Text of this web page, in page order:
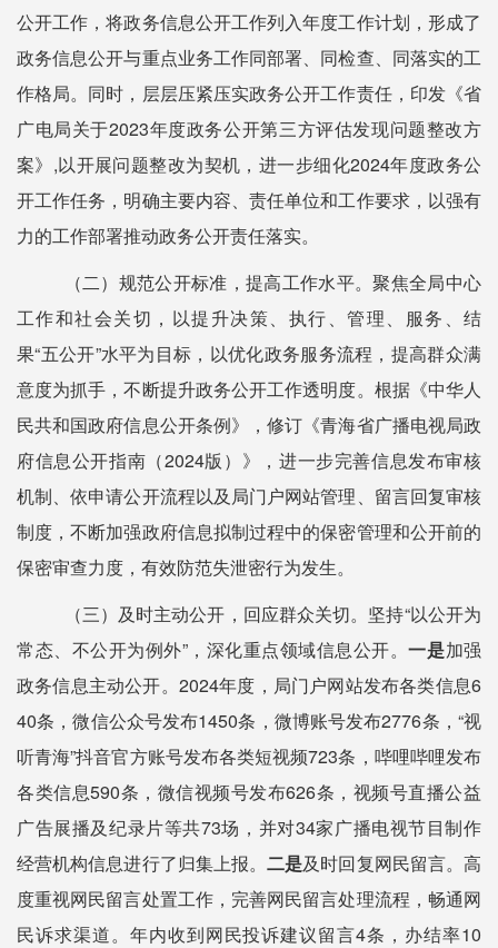
公开工作，将政务信息公开工作列入年度工作计划，形成了
政务信息公开与重点业务工作同部署、同检查、同落实的工
作格局。同时，层层压紧压实政务公开工作责任，印发《省
广电局关于2023年度政务公开第三方评估发现问题整改方
案》,以开展问题整改为契机，进一步细化2024年度政务公
开工作任务，明确主要内容、责任单位和工作要求，以强有
力的工作部署推动政务公开责任落实。
（二）规范公开标准，提高工作水平。聚焦全局中心
工作和社会关切，以提升决策、执行、管理、服务、结
果“五公开”水平为目标，以优化政务服务流程，提高群众满
意度为抓手，不断提升政务公开工作透明度。根据《中华人
民共和国政府信息公开条例》，修订《青海省广播电视局政
府信息公开指南（2024版）》，进一步完善信息发布审核
机制、依申请公开流程以及局门户网站管理、留言回复审核
制度，不断加强政府信息拟制过程中的保密管理和公开前的
保密审查力度，有效防范失泄密行为发生。
（三）及时主动公开，回应群众关切。 坚持“以公开为
常态、不公开为例外”，深化重点领域信息公开。一是加强
政务信息主动公开。 2024年度，局门户网站发布各类信息6
40条，微信公众号发布1450条，微博账号发布2776条，“视
听青海”抖音官方账号发布各类短视频723条，哔哩哔哩发布
各类信息590条，微信视频号发布626条，视频号直播公益
广告展播及纪录片等共73场，并对34家广播电视节目制作
经营机构信息进行了归集上报。二是及时回复网民留言。高
度重视网民留言处置工作，完善网民留言处理流程，畅通网
民诉求渠道。年内收到网民投诉建议留言4条，办结率10